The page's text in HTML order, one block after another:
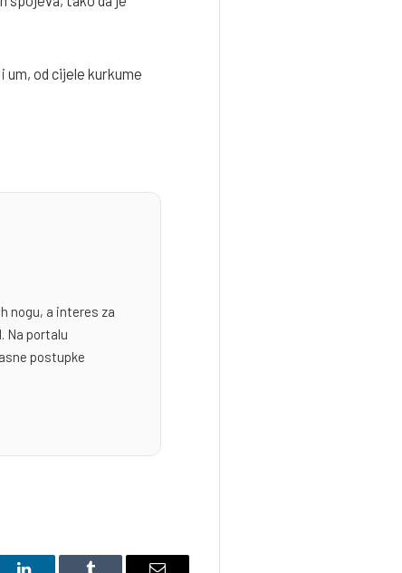
od cijele kurkume
nogu, a interes za
Na portalu
postupke